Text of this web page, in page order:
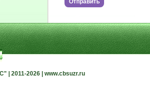
2026 | www.cbsuzr.ru
| 2011-2026 | www.cbsuzr.ru